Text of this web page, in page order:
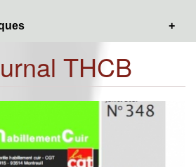
THCB